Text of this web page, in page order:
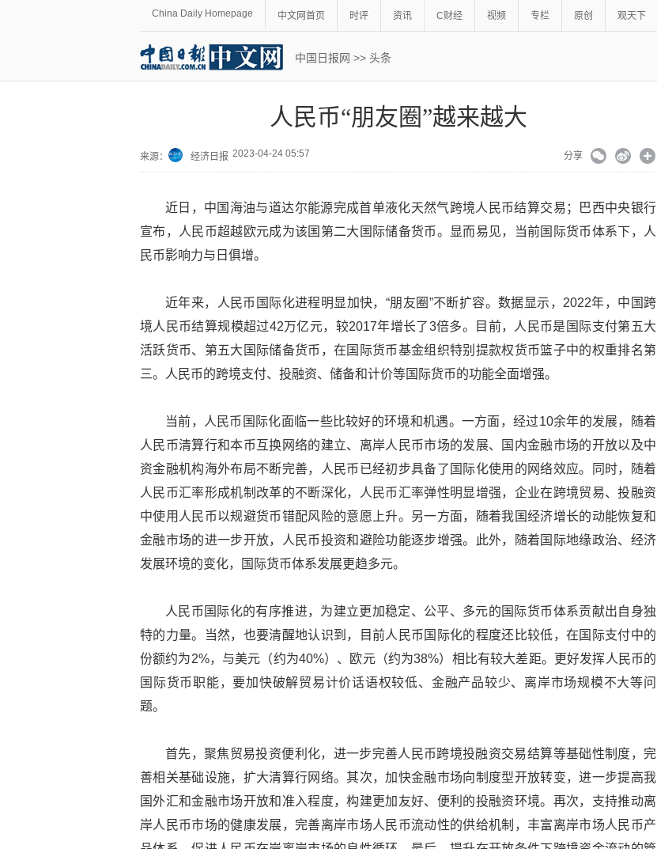
China Daily Homepage 中文网首页 时评 资讯 C财经 视频 专栏 原创 观天下
中国日报网 >> 头条
人民币“朋友圈”越来越大
来源： 经济日报 2023-04-24 05:57 分享
近日，中国海油与道达尔能源完成首单液化天然气跨境人民币结算交易；巴西中央银行
宣布，人民币超越欧元成为该国第二大国际储备货币。显而易见，当前国际货币体系下，人
民币影响力与日俱增。
近年来，人民币国际化进程明显加快，“朋友圈”不断扩容。数据显示，2022年，中国跨
境人民币结算规模超过42万亿元，较2017年增长了3倍多。目前，人民币是国际支付第五大
活跃货币、第五大国际储备货币，在国际货币基金组织特别提款权货币篮子中的权重排名第
三。人民币的跨境支付、投融资、储备和计价等国际货币的功能全面增强。
当前，人民币国际化面临一些比较好的环境和机遇。一方面，经过10余年的发展，随着
人民币清算行和本币互换网络的建立、离岸人民币市场的发展、国内金融市场的开放以及中
资金融机构海外布局不断完善，人民币已经初步具备了国际化使用的网络效应。同时，随着
人民币汇率形成机制改革的不断深化，人民币汇率弹性明显增强，企业在跨境贸易、投融资
中使用人民币以规避货币错配风险的意愿上升。另一方面，随着我国经济增长的动能恢复和
金融市场的进一步开放，人民币投资和避险功能逐步增强。此外，随着国际地缘政治、经济
发展环境的变化，国际货币体系发展更趋多元。
人民币国际化的有序推进，为建立更加稳定、公平、多元的国际货币体系贡献出自身独
特的力量。当然，也要清醒地认识到，目前人民币国际化的程度还比较低，在国际支付中的
份额约为2%，与美元（约为40%）、欧元（约为38%）相比有较大差距。更好发挥人民币的
国际货币职能，要加快破解贸易计价话语权较低、金融产品较少、离岸市场规模不大等问
题。
首先，聚焦贸易投资便利化，进一步完善人民币跨境投融资交易结算等基础性制度，完
善相关基础设施，扩大清算行网络。其次，加快金融市场向制度型开放转变，进一步提高我
国外汇和金融市场开放和准入程度，构建更加友好、便利的投融资环境。再次，支持推动离
岸人民币市场的健康发展，完善离岸市场人民币流动性的供给机制，丰富离岸市场人民币产